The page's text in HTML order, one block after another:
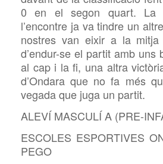
0 en el segon quart. La
l’encontre ja va tindre un
nostres van eixir a la
d’endur-se el partit amb uns
al cap i la fi, una altra
d’Ondara que no fa més
vegada que juga un partit.
ALEVÍ MASCULÍ A (PRE-
ESCOLES ESPORTIVES
PEGO